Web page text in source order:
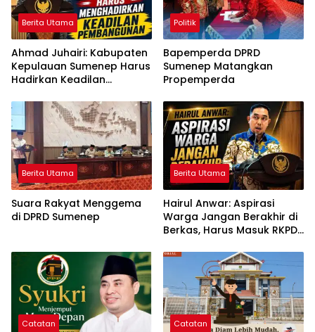
Berita Utama
Ahmad Juhairi: Kabupaten
Kepulauan Sumenep Harus
Hadirkan Keadilan
Sekadar Ganti Nama
Politik
Bapemperda DPRD
Sumenep Matangkan
Propemperda
Berita Utama
Suara Rakyat Menggema
di DPRD Sumenep
Berita Utama
Hairul Anwar: Aspirasi
Warga Jangan Berakhir di
Berkas, Harus Masuk RKPD
Catatan Catatan